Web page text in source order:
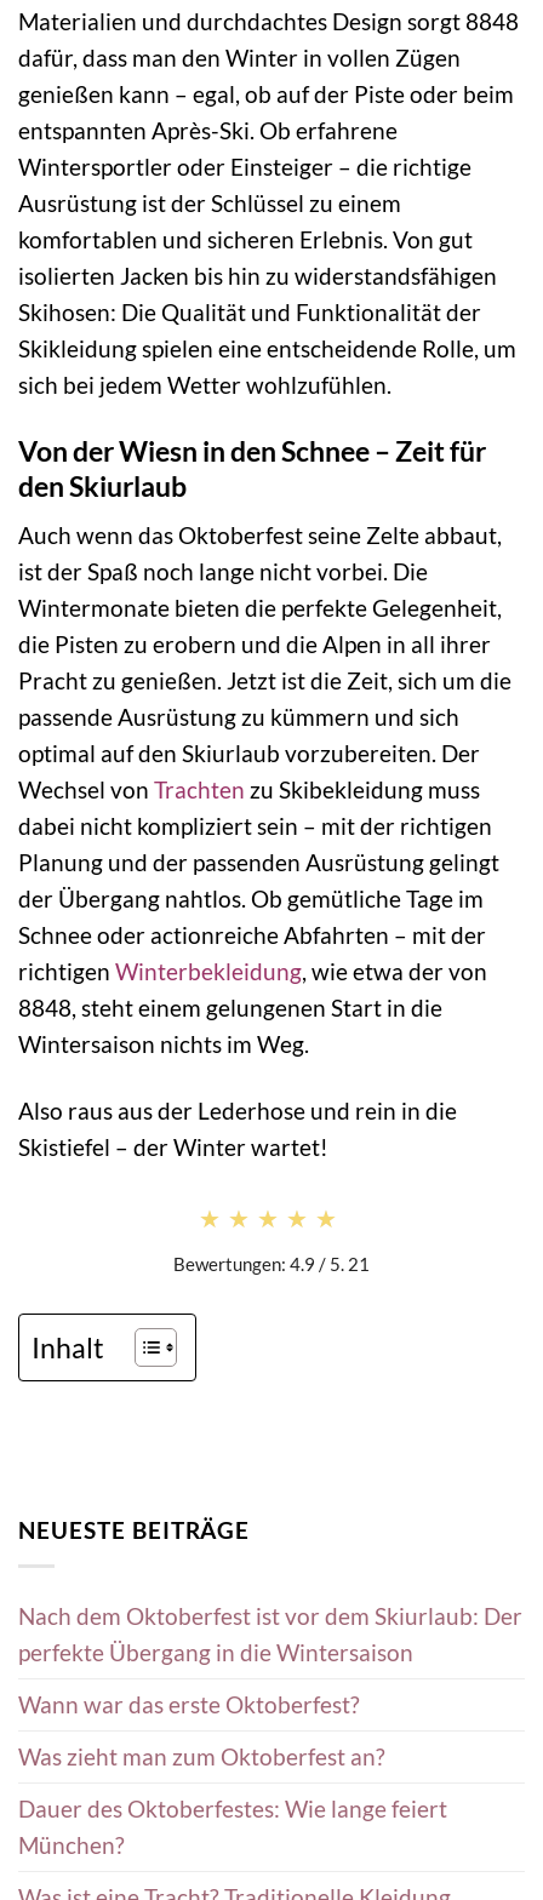
Materialien und durchdachtes Design sorgt 8848
dafür, dass man den Winter in vollen Zügen
genießen kann – egal, ob auf der Piste oder beim
entspannten Après-Ski. Ob erfahrene
Wintersportler oder Einsteiger – die richtige
Ausrüstung ist der Schlüssel zu einem
komfortablen und sicheren Erlebnis. Von gut
isolierten Jacken bis hin zu widerstandsfähigen
Skihosen: Die Qualität und Funktionalität der
Skikleidung spielen eine entscheidende Rolle, um
sich bei jedem Wetter wohlzufühlen.
Von der Wiesn in den Schnee – Zeit für
den Skiurlaub
Auch wenn das Oktoberfest seine Zelte abbaut,
ist der Spaß noch lange nicht vorbei. Die
Wintermonate bieten die perfekte Gelegenheit,
die Pisten zu erobern und die Alpen in all ihrer
Pracht zu genießen. Jetzt ist die Zeit, sich um die
passende Ausrüstung zu kümmern und sich
optimal auf den Skiurlaub vorzubereiten. Der
Wechsel von Trachten zu Skibekleidung muss
dabei nicht kompliziert sein – mit der richtigen
Planung und der passenden Ausrüstung gelingt
der Übergang nahtlos. Ob gemütliche Tage im
Schnee oder actionreiche Abfahrten – mit der
richtigen Winterbekleidung, wie etwa der von
8848, steht einem gelungenen Start in die
Wintersaison nichts im Weg.
Also raus aus der Lederhose und rein in die
Skistiefel – der Winter wartet!
★★★★★
★★★★★
Bewertungen: 4.9 / 5. 21
Inhalt
NEUESTE BEITRÄGE
Nach dem Oktoberfest ist vor dem Skiurlaub: Der
perfekte Übergang in die Wintersaison
Wann war das erste Oktoberfest?
Was zieht man zum Oktoberfest an?
Dauer des Oktoberfestes: Wie lange feiert
München?